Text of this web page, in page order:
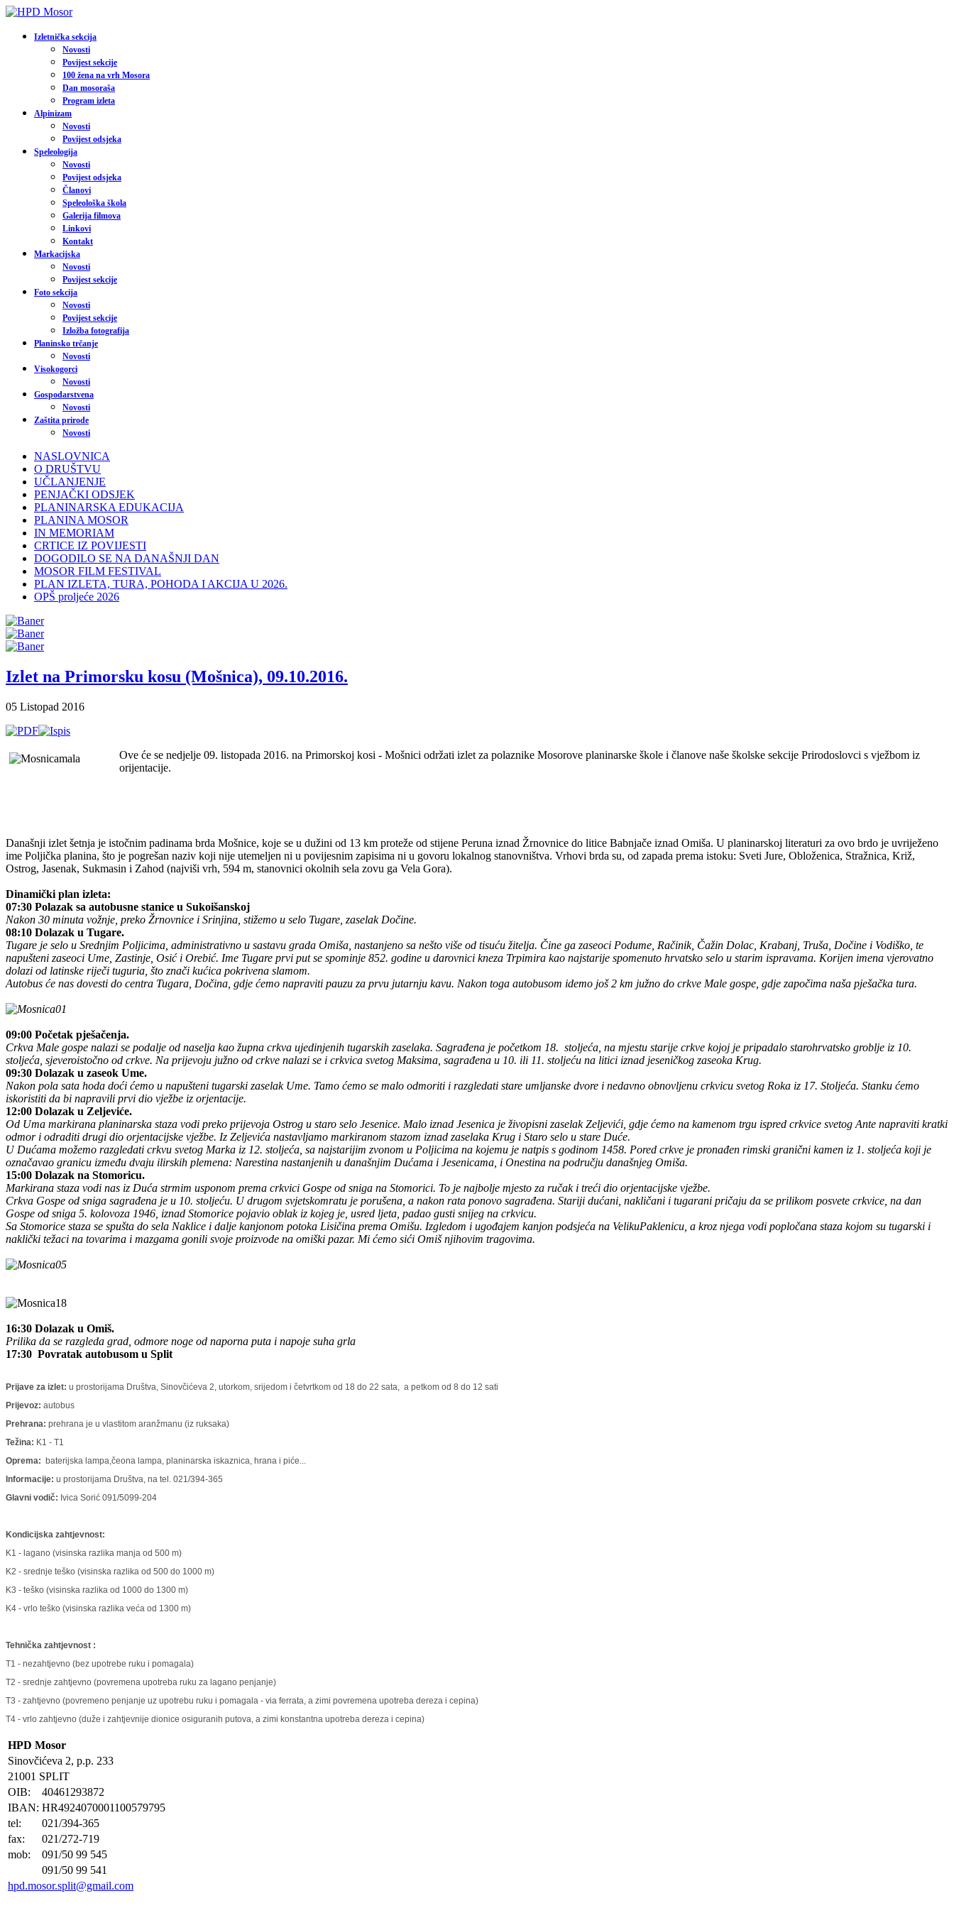
Izletnička sekcija
Novosti
Povijest sekcije
100 žena na vrh Mosora
Dan mosoraša
Program izleta
Alpinizam
Novosti
Povijest odsjeka
Speleologija
Novosti
Povijest odsjeka
Članovi
Speleološka škola
Galerija filmova
Linkovi
Kontakt
Markacijska
Novosti
Povijest sekcije
Foto sekcija
Novosti
Povijest sekcije
Izložba fotografija
Planinsko trčanje
Novosti
Visokogorci
Novosti
Gospodarstvena
Novosti
Zaštita prirode
Novosti
NASLOVNICA
O DRUŠTVU
UČLANJENJE
PENJAČKI ODSJEK
PLANINARSKA EDUKACIJA
PLANINA MOSOR
IN MEMORIAM
CRTICE IZ POVIJESTI
DOGODILO SE NA DANAŠNJI DAN
MOSOR FILM FESTIVAL
PLAN IZLETA, TURA, POHODA I AKCIJA U 2026.
OPŠ proljeće 2026
Izlet na Primorsku kosu (Mošnica), 09.10.2016.
05 Listopad 2016
Ove će se nedjelje 09. listopada 2016. na Primorskoj kosi - Mošnici održati izlet za polaznike Mosorove planinarske škole i članove naše školske sekcije Prirodoslovci s vježbom iz
orijentacije.
Današnji izlet šetnja je istočnim padinama brda Mošnice, koje se u dužini od 13 km proteže od stijene Peruna iznad Žrnovnice do litice Babnjače iznad Omiša. U planinarskoj literaturi za ovo brdo je uvriježeno
ime Poljička planina, što je pogrešan naziv koji nije utemeljen ni u povijesnim zapisima ni u govoru lokalnog stanovništva. Vrhovi brda su, od zapada prema istoku: Sveti Jure, Obloženica, Stražnica, Križ,
Ostrog, Jasenak, Sukmasin i Zahod (najviši vrh, 594 m, stanovnici okolnih sela zovu ga Vela Gora).
Dinamički plan izleta:
07:30 Polazak sa autobusne stanice u Sukoišanskoj
Nakon 30 minuta vožnje, preko Žrnovnice i Srinjina, stižemo u selo Tugare, zaselak Dočine.
08:10 Dolazak u Tugare.
Tugare je selo u Srednjim Poljicima, administrativno u sastavu grada Omiša, nastanjeno sa nešto više od tisuću žitelja. Čine ga zaseoci Podume, Račinik, Čažin Dolac, Krabanj, Truša, Dočine i Vodiško, te
napušteni zaseoci Ume, Zastinje, Osić i Orebić. Ime Tugare prvi put se spominje 852. godine u darovnici kneza Trpimira kao najstarije spomenuto hrvatsko selo u starim ispravama. Korijen imena vjerovatno
dolazi od latinske riječi tuguria, što znači kućica pokrivena slamom.
Autobus će nas dovesti do centra Tugara, Dočina, gdje ćemo napraviti pauzu za prvu jutarnju kavu. Nakon toga autobusom idemo još 2 km južno do crkve Male gospe, gdje započima naša pješačka tura.
09:00 Početak pješačenja.
Crkva Male gospe nalazi se podalje od naselja kao župna crkva ujedinjenih tugarskih zaselaka. Sagrađena je početkom 18. stoljeća, na mjestu starije crkve kojoj je pripadalo starohrvatsko groblje iz 10.
stoljeća, sjeveroistočno od crkve. Na prijevoju južno od crkve nalazi se i crkvica svetog Maksima, sagrađena u 10. ili 11. stoljeću na litici iznad jeseničkog zaseoka Krug.
09:30 Dolazak u zaseok Ume.
Nakon pola sata hoda doći ćemo u napušteni tugarski zaselak Ume. Tamo ćemo se malo odmoriti i razgledati stare umljanske dvore i nedavno obnovljenu crkvicu svetog Roka iz 17. Stoljeća. Stanku ćemo
iskoristiti da bi napravili prvi dio vježbe iz orjentacije.
12:00 Dolazak u Zeljeviće.
Od Uma markirana planinarska staza vodi preko prijevoja Ostrog u staro selo Jesenice. Malo iznad Jesenica je živopisni zaselak Zeljevići, gdje ćemo na kamenom trgu ispred crkvice svetog Ante napraviti kratki
odmor i odraditi drugi dio orjentacijske vježbe. Iz Zeljevića nastavljamo markiranom stazom iznad zaselaka Krug i Staro selo u stare Duće.
U Dućama možemo razgledati crkvu svetog Marka iz 12. stoljeća, sa najstarijim zvonom u Poljicima na kojemu je natpis s godinom 1458. Pored crkve je pronađen rimski granični kamen iz 1. stoljeća koji je
označavao granicu između dvaju ilirskih plemena: Narestina nastanjenih u današnjim Dućama i Jesenicama, i Onestina na području današnjeg Omiša.
15:00 Dolazak na Stomoricu.
Markirana staza vodi nas iz Duća strmim usponom prema crkvici Gospe od sniga na Stomorici. To je najbolje mjesto za ručak i treći dio orjentacijske vježbe.
Crkva Gospe od sniga sagrađena je u 10. stoljeću. U drugom svjetskomratu je porušena, a nakon rata ponovo sagrađena. Stariji dućani, nakličani i tugarani pričaju da se prilikom posvete crkvice, na dan
Gospe od sniga 5. kolovoza 1946, iznad Stomorice pojavio oblak iz kojeg je, usred ljeta, padao gusti snijeg na crkvicu.
Sa Stomorice staza se spušta do sela Naklice i dalje kanjonom potoka Lisičina prema Omišu. Izgledom i ugođajem kanjon podsjeća na VelikuPaklenicu, a kroz njega vodi popločana staza kojom su tugarski i
naklički težaci na tovarima i mazgama gonili svoje proizvode na omiški pazar. Mi ćemo sići Omiš njihovim tragovima.
16:30 Dolazak u Omiš.
Prilika da se razgleda grad, odmore noge od naporna puta i napoje suha grla
17:30 Povratak autobusom u Split
Prijave za izlet: u prostorijama Društva, Sinovčićeva 2, utorkom, srijedom i četvrtkom od 18 do 22 sata, a petkom od 8 do 12 sati
Prijevoz: autobus
Prehrana: prehrana je u vlastitom aranžmanu (iz ruksaka)
Težina: K1 - T1
Oprema: baterijska lampa,čeona lampa, planinarska iskaznica, hrana i piće...
Informacije: u prostorijama Društva, na tel. 021/394-365
Glavni vodič: Ivica Sorić 091/5099-204
Kondicijska zahtjevnost:
K1 - lagano (visinska razlika manja od 500 m)
K2 - srednje teško (visinska razlika od 500 do 1000 m)
K3 - teško (visinska razlika od 1000 do 1300 m)
K4 - vrlo teško (visinska razlika veća od 1300 m)
Tehnička zahtjevnost :
T1 - nezahtjevno (bez upotrebe ruku i pomagala)
T2 - srednje zahtjevno (povremena upotreba ruku za lagano penjanje)
T3 - zahtjevno (povremeno penjanje uz upotrebu ruku i pomagala - via ferrata, a zimi povremena upotreba dereza i cepina)
T4 - vrlo zahtjevno (duže i zahtjevnije dionice osiguranih putova, a zimi konstantna upotreba dereza i cepina)
HPD Mosor
Sinovčićeva 2, p.p. 233
21001 SPLIT
OIB:
40461293872
IBAN: HR4924070001100579795
tel:
021/394-365
fax:
021/272-719
mob:
091/50 99 545
091/50 99 541
hpd.mosor.split@gmail.com